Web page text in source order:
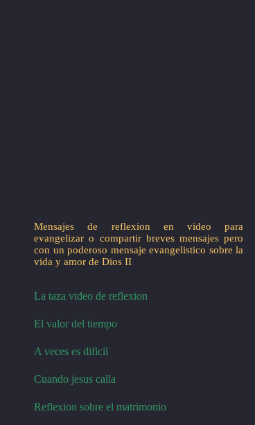
Mensajes de reflexion en video para
evangelizar o compartir breves mensajes pero
con un poderoso mensaje evangelistico sobre la
vida y amor de Dios II
La taza video de reflexion
El valor del tiempo
A veces es dificil
Cuando jesus calla
Reflexion sobre el matrimonio